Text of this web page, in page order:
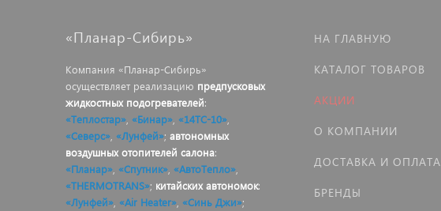
«Планар-Сибирь»
Компания «Планар-Сибирь»
осуществляет реализацию предпусковых
жидкостных подогревателей:
«Теплостар» «Бинар» «14ТС-10»
«Северс» «Лунфей»; автономных
воздушных отопителей салона:
«Планар» «Спутник» «АвтоТепло»
«THERMOTRANS»; китайских автономок:
«Лунфей» «Air Heater» «Синь Джи»;
НА ГЛАВНУЮ
КАТАЛОГ ТОВАРОВ
АКЦИИ
О КОМПАНИИ
ДОСТАВКА И ОПЛАТА
БРЕНДЫ